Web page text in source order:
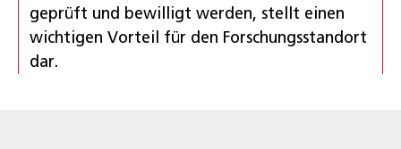
geprüft und bewilligt werden, stellt einen
wichtigen Vorteil für den Forschungsstandort
dar.